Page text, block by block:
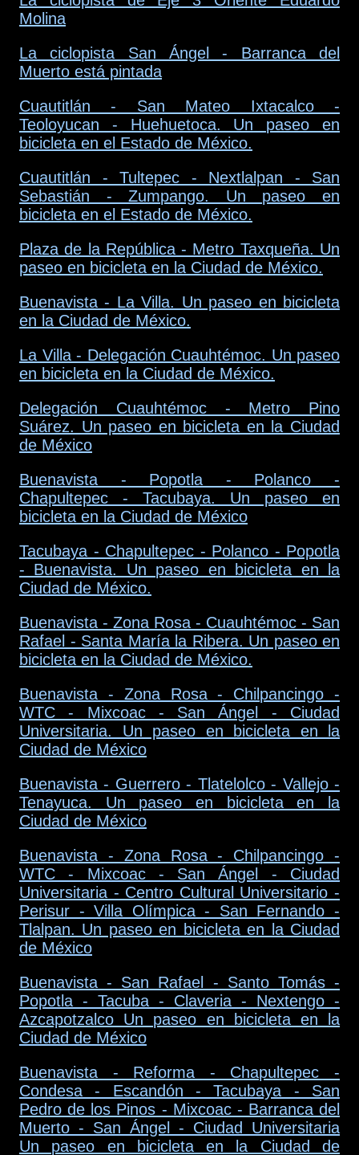
Molina
La ciclopista San Ángel - Barranca del
Muerto está pintada
Cuautitlán - San Mateo Ixtacalco -
Teoloyucan - Huehuetoca. Un paseo en
bicicleta en el Estado de México.
Cuautitlán - Tultepec - Nextlalpan - San
Sebastián - Zumpango. Un paseo en
bicicleta en el Estado de México.
Plaza de la República - Metro Taxqueña. Un
paseo en bicicleta en la Ciudad de México.
Buenavista - La Villa. Un paseo en bicicleta
en la Ciudad de México.
La Villa - Delegación Cuauhtémoc. Un paseo
en bicicleta en la Ciudad de México.
Delegación Cuauhtémoc - Metro Pino
Suárez. Un paseo en bicicleta en la Ciudad
de México
Buenavista - Popotla - Polanco -
Chapultepec - Tacubaya. Un paseo en
bicicleta en la Ciudad de México
Tacubaya - Chapultepec - Polanco - Popotla
- Buenavista. Un paseo en bicicleta en la
Ciudad de México.
Buenavista - Zona Rosa - Cuauhtémoc - San
Rafael - Santa María la Ribera. Un paseo en
bicicleta en la Ciudad de México.
Buenavista - Zona Rosa - Chilpancingo -
WTC - Mixcoac - San Ángel - Ciudad
Universitaria. Un paseo en bicicleta en la
Ciudad de México
Buenavista - Guerrero - Tlatelolco - Vallejo -
Tenayuca. Un paseo en bicicleta en la
Ciudad de México
Buenavista - Zona Rosa - Chilpancingo -
WTC - Mixcoac - San Ángel - Ciudad
Universitaria - Centro Cultural Universitario -
Perisur - Villa Olímpica - San Fernando -
Tlalpan. Un paseo en bicicleta en la Ciudad
de México
Buenavista - San Rafael - Santo Tomás -
Popotla - Tacuba - Claveria - Nextengo -
Azcapotzalco Un paseo en bicicleta en la
Ciudad de México
Buenavista - Reforma - Chapultepec -
Condesa - Escandón - Tacubaya - San
Pedro de los Pinos - Mixcoac - Barranca del
Muerto - San Ángel - Ciudad Universitaria
Un paseo en bicicleta en la Ciudad de